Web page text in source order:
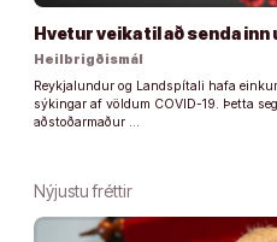
Hvetur veika til að senda
Heilbrigðismál
Reykjalundur og Landspítali hafa
sýkingar af völdum COVID-19. Þetta
aðstoðarmaður …
Nýjustu fréttir